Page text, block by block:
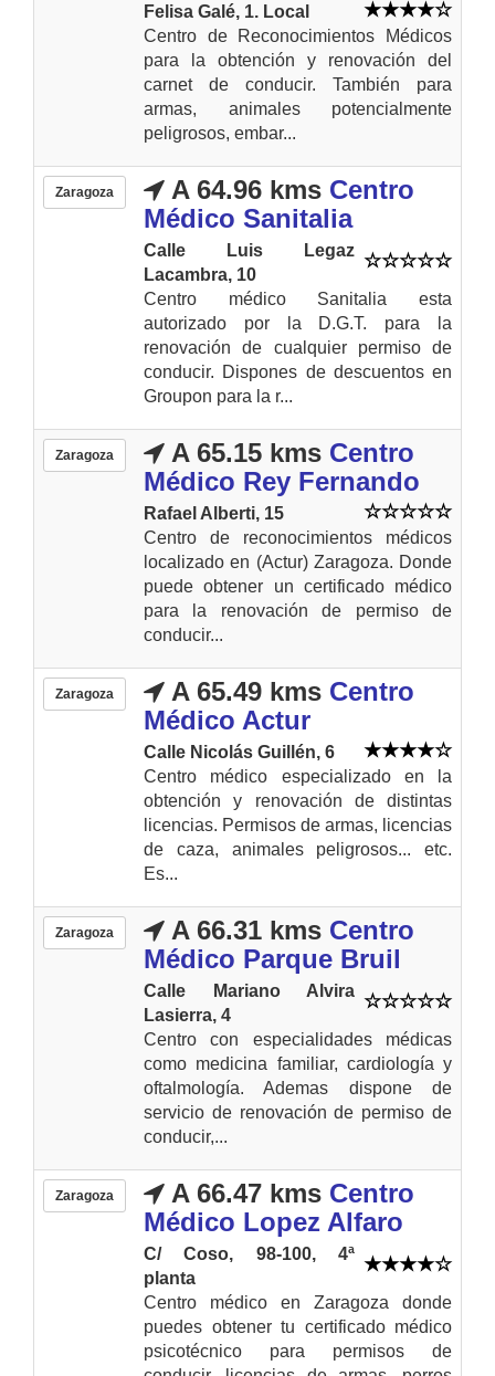
Felisa Galé, 1. Local
Centro de Reconocimientos Médicos
para la obtención y renovación del
carnet de conducir. También para
armas, animales potencialmente
peligrosos, embar...
Zaragoza A 64.96 kms Centro
Médico Sanitalia
Calle Luis Legaz
Lacambra, 10
Centro médico Sanitalia esta
autorizado por la D.G.T. para la
renovación de cualquier permiso de
conducir. Dispones de descuentos en
Groupon para la r...
Zaragoza A 65.15 kms Centro
Médico Rey Fernando
Rafael Alberti, 15
Centro de reconocimientos médicos
localizado en (Actur) Zaragoza. Donde
puede obtener un certificado médico
para la renovación de permiso de
conducir...
Zaragoza A 65.49 kms Centro
Médico Actur
Calle Nicolás Guillén, 6
Centro médico especializado en la
obtención y renovación de distintas
licencias. Permisos de armas, licencias
de caza, animales peligrosos... etc.
Es...
Zaragoza A 66.31 kms Centro
Médico Parque Bruil
Calle Mariano Alvira
Lasierra, 4
Centro con especialidades médicas
como medicina familiar, cardiología y
oftalmología. Ademas dispone de
servicio de renovación de permiso de
conducir,...
Zaragoza A 66.47 kms Centro
Médico Lopez Alfaro
C/ Coso, 98-100, 4ª
planta
Centro médico en Zaragoza donde
puedes obtener tu certificado médico
psicotécnico para permisos de